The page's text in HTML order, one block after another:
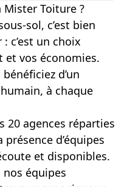
Toiture ?
sol, c’est bien
c’est un choix
vos économies.
d’un
à chaque
20 agences réparties
d’équipes
et disponibles.
nos équipes